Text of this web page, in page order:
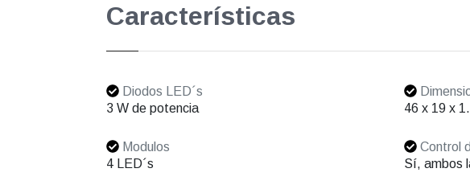
Características
Diodos LED´s
3 W de potencia
46 x 19 x
Modulos
4 LED´s
Control
Sí, ambos